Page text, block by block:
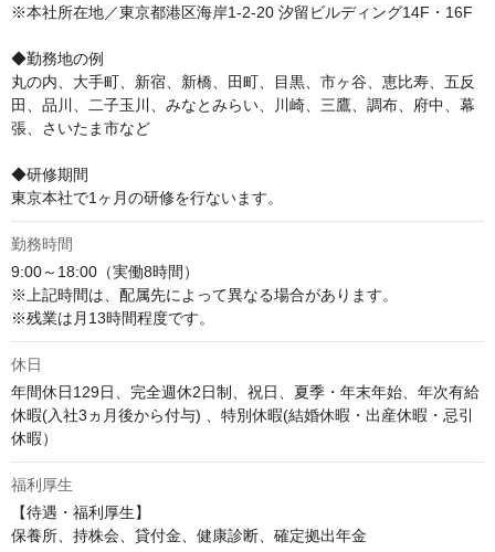
※本社所在地／東京都港区海岸1-2-20 汐留ビルディング14F・16F
◆勤務地の例
丸の内、大手町、新宿、新橋、田町、目黒、市ヶ谷、恵比寿、五反
田、品川、二子玉川、みなとみらい、川崎、三鷹、調布、府中、幕
張、さいたま市など
◆研修期間
東京本社で1ヶ月の研修を行ないます。
勤務時間
9:00～18:00（実働8時間）
※上記時間は、配属先によって異なる場合があります。
※残業は月13時間程度です。
休日
年間休日129日、完全週休2日制、祝日、夏季・年末年始、年次有給
休暇(入社3ヵ月後から付与) 、特別休暇(結婚休暇・出産休暇・忌引
休暇）
福利厚生
【待遇・福利厚生】
保養所、持株会、貸付金、健康診断、確定拠出年金